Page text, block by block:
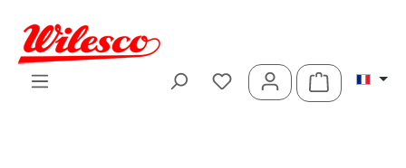
Passer au contenu principal
Le panier